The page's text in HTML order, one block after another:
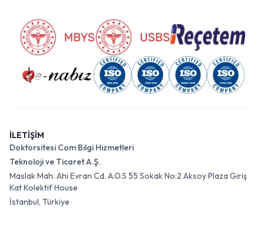
İLETİŞİM
Doktorsitesi Com Bilgi Hizmetleri
Teknoloji ve Ticaret A.Ş.
Maslak Mah. Ahi Evran Cd. A.O.S 55 Sokak No:2 Aksoy Plaza Giriş
Kat Kolektif House
İstanbul, Türkiye